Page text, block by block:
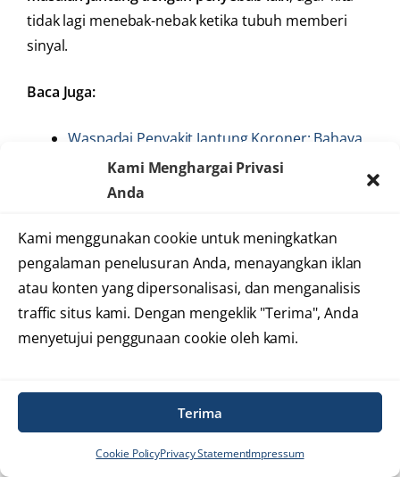
Kami Menghargai Privasi
Anda
Kami menggunakan cookie untuk meningkatkan
pengalaman penelusuran Anda, menayangkan iklan
atau konten yang dipersonalisasi, dan menganalisis
traffic situs kami. Dengan mengeklik "Terima", Anda
menyetujui penggunaan cookie oleh kami.
Terima
Cookie PolicyPrivacy StatementImpressum
tidak lagi menebak-nebak ketika tubuh memberi
sinyal.
Baca Juga:
Waspadai Penyakit Jantung Koroner: Bahaya
Tersembunyi yang Mengintai Kesehatan
Gagal Jantung: Ancaman Tersembunyi yang
Gaya Hidup Modern dan Jantung Sehat: Cara
Menjaga Kesehatan Jantung di Tengah
Kesibukan
Memahami Jantung Anda: Istilah Medis yang
Perlu Diketahui Setiap Orang
untuk Masa Depan Produktif Anda
Perbedaan Nyeri Dada